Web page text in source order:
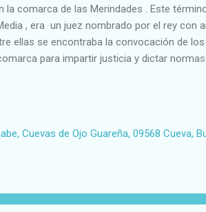
la comarca de las Merindades . Este
, era un juez nombrado por el rey con
ellas se encontraba la convocación de
para impartir justicia y dictar normas.
estancia con un banco corrido donde
de 100 kilómetros de galerías que han
Cuevas de Ojo Guareña, 09568 Cueva,